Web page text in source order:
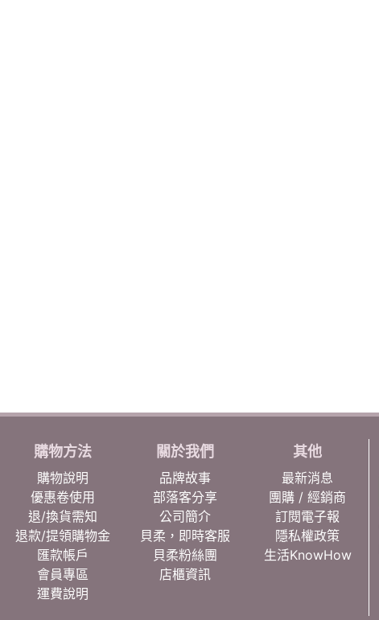
購物方法
購物說明
優惠卷使用
退/換貨需知
退款/提領購物金
匯款帳戶
會員專區
運費說明
關於我們
品牌故事
部落客分享
公司簡介
貝柔，即時客服
貝柔粉絲團
店櫃資訊
其他
最新消息
團購 / 經銷商
訂閱電子報
隱私權政策
生活KnowHow